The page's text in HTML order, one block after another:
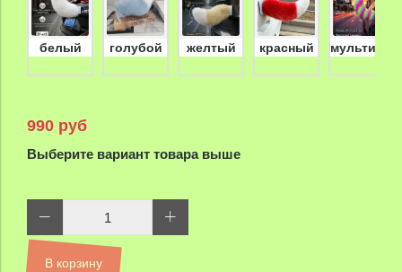
белый голубой желтый красный
990 руб
Выберите вариант товара выше
В корзину